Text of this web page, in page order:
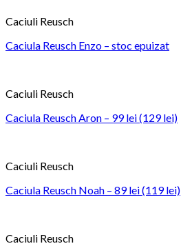
Caciuli Reusch
Caciula Reusch Enzo – stoc epuizat
Caciuli Reusch
Caciula Reusch Aron – 99 lei (129 lei)
Caciuli Reusch
Caciula Reusch Noah – 89 lei (119 lei)
Caciuli Reusch